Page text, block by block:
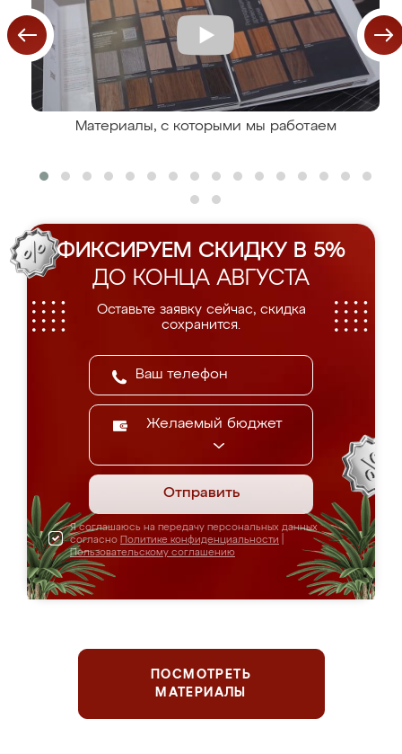
Материалы, с которыми мы работаем
ФИКСИРУЕМ СКИДКУ В 5%
ДО КОНЦА АВГУСТА
Оставьте заявку сейчас, скидка
сохранится.
Желаемый бюджет
Отправить
Я соглашаюсь на передачу персональных данных
согласно Политике конфиденциальности
Пользовательскому соглашению
ПОСМОТРЕТЬ
МАТЕРИАЛЫ